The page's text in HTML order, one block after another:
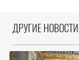
ДРУГИЕ